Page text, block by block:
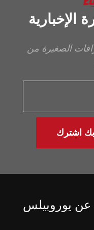
الإخبارية
الصغيرة من
بك اشترك
عن يوروبيلس